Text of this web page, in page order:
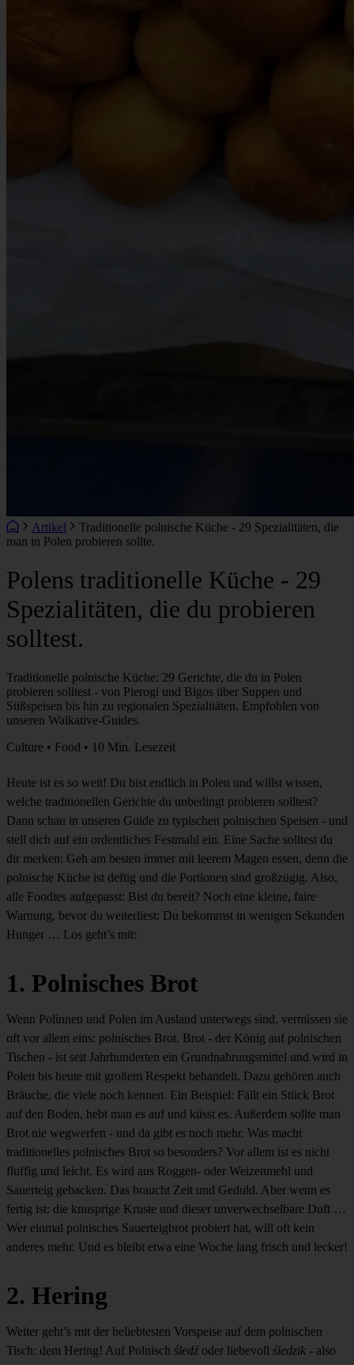
Artikel
Traditionelle polnische Küche - 29 Spezialitäten, die
man in Polen probieren sollte.
Polens traditionelle Küche - 29
Spezialitäten, die du probieren
solltest.
Traditionelle polnische Küche: 29 Gerichte, die du in Polen
probieren solltest - von Pierogi und Bigos über Suppen und
Süßspeisen bis hin zu regionalen Spezialitäten. Empfohlen von
unseren Walkative-Guides.
Culture • Food • 10 Min. Lesezeit
Heute ist es so weit! Du bist endlich in Polen und willst wissen,
welche traditionellen Gerichte du unbedingt probieren solltest?
Dann schau in unseren Guide zu typischen polnischen Speisen - und
stell dich auf ein ordentliches Festmahl ein. Eine Sache solltest du
dir merken: Geh am besten immer mit leerem Magen essen, denn die
polnische Küche ist deftig und die Portionen sind großzügig. Also,
alle Foodies aufgepasst: Bist du bereit? Noch eine kleine, faire
Warnung, bevor du weiterliest: Du bekommst in wenigen Sekunden
Hunger … Los geht’s mit:
1. Polnisches Brot
Wenn Polinnen und Polen im Ausland unterwegs sind, vermissen sie
oft vor allem eins: polnisches Brot. Brot - der König auf polnischen
Tischen - ist seit Jahrhunderten ein Grundnahrungsmittel und wird in
Polen bis heute mit großem Respekt behandelt. Dazu gehören auch
Bräuche, die viele noch kennen. Ein Beispiel: Fällt ein Stück Brot
auf den Boden, hebt man es auf und küsst es. Außerdem sollte man
Brot nie wegwerfen - und da gibt es noch mehr. Was macht
traditionelles polnisches Brot so besonders? Vor allem ist es nicht
fluffig und leicht. Es wird aus Roggen- oder Weizenmehl und
Sauerteig gebacken. Das braucht Zeit und Geduld. Aber wenn es
fertig ist: die knusprige Kruste und dieser unverwechselbare Duft …
Wer einmal polnisches Sauerteigbrot probiert hat, will oft kein
anderes mehr. Und es bleibt etwa eine Woche lang frisch und lecker!
2. Hering
Weiter geht’s mit der beliebtesten Vorspeise auf dem polnischen
Tisch: dem Hering! Auf Polnisch śledź oder liebevoll śledzik - also